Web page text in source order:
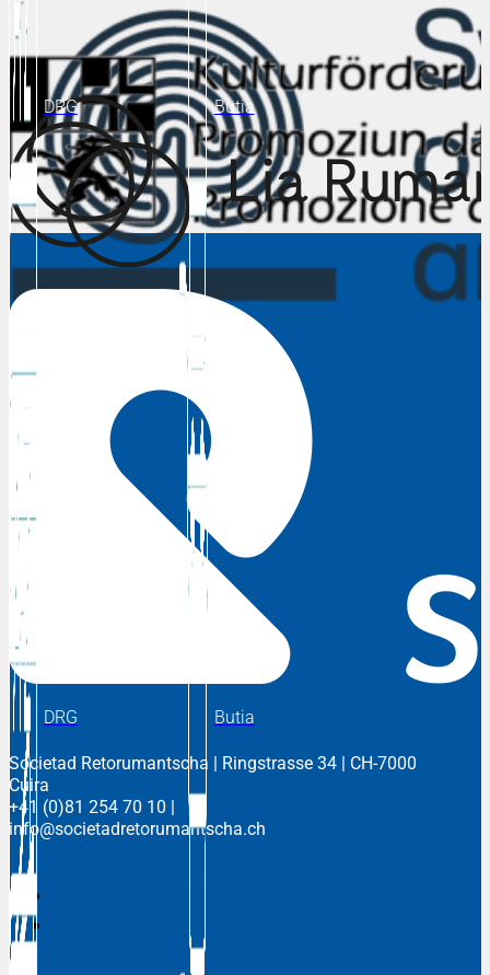
Societad Retorumantscha | Ringstrasse 34 | CH-7000
Cuira
+41 (0)81 254 70 10 |
info@societadretorumantscha.ch
DRG Butia
DRG Butia